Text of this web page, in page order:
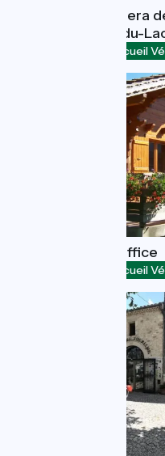
Aix-les-Bains Riviera
Office/Bourget-du-
Accueil
Bernex Tourist Office
Accueil